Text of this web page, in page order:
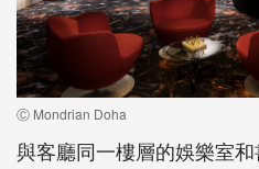
Ⓒ Mondrian Doha
與客廳同一樓層的娛樂室